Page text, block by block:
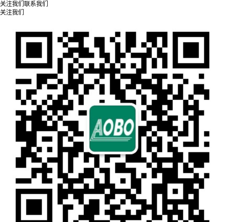
关注我们 联系我们
关注我们